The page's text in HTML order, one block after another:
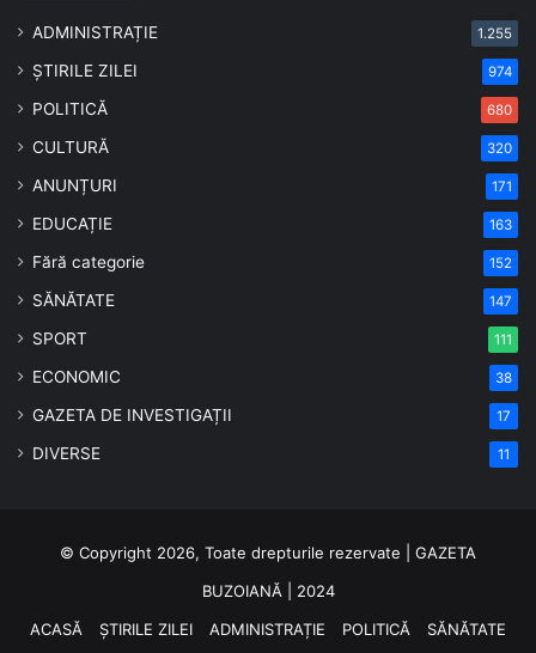
ADMINISTRAȚIE 1.255
ȘTIRILE ZILEI 974
POLITICĂ 680
CULTURĂ 320
ANUNȚURI 171
EDUCAȚIE 163
Fără categorie 152
SĂNĂTATE 147
SPORT 111
ECONOMIC 38
GAZETA DE INVESTIGAȚII 17
DIVERSE 11
© Copyright 2026, Toate drepturile rezervate | GAZETA
BUZOIANĂ | 2024
ACASĂ
ȘTIRILE ZILEI ADMINISTRAȚIE POLITICĂ SĂNĂTATE